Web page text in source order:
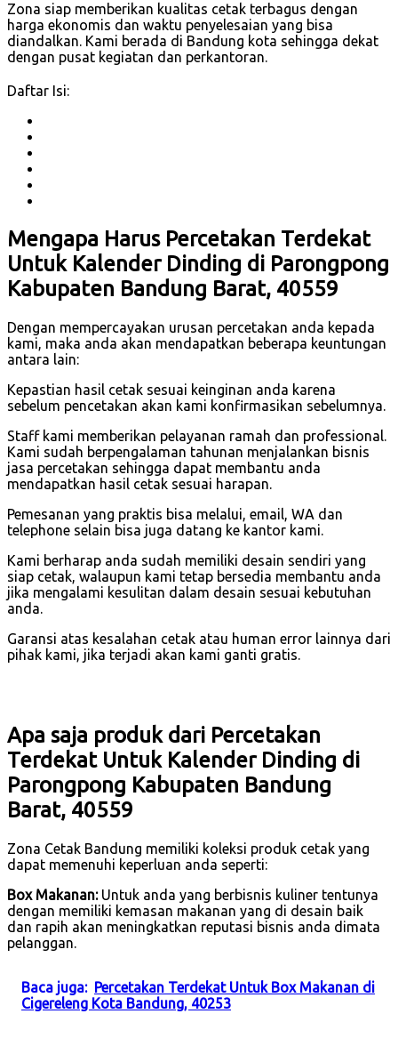
Zona siap memberikan kualitas cetak terbagus dengan
harga ekonomis dan waktu penyelesaian yang bisa
diandalkan. Kami berada di Bandung kota sehingga dekat
dengan pusat kegiatan dan perkantoran.
Daftar Isi:
Mengapa Harus Percetakan Terdekat
Untuk Kalender Dinding di Parongpong
Kabupaten Bandung Barat, 40559
Dengan mempercayakan urusan percetakan anda kepada
kami, maka anda akan mendapatkan beberapa keuntungan
antara lain:
Kepastian hasil cetak sesuai keinginan anda karena
sebelum pencetakan akan kami konfirmasikan sebelumnya.
Staff kami memberikan pelayanan ramah dan professional.
Kami sudah berpengalaman tahunan menjalankan bisnis
jasa percetakan sehingga dapat membantu anda
mendapatkan hasil cetak sesuai harapan.
Pemesanan yang praktis bisa melalui, email, WA dan
telephone selain bisa juga datang ke kantor kami.
Kami berharap anda sudah memiliki desain sendiri yang
siap cetak, walaupun kami tetap bersedia membantu anda
jika mengalami kesulitan dalam desain sesuai kebutuhan
anda.
Garansi atas kesalahan cetak atau human error lainnya dari
pihak kami, jika terjadi akan kami ganti gratis.
Apa saja produk dari Percetakan
Terdekat Untuk Kalender Dinding di
Parongpong Kabupaten Bandung
Barat, 40559
Zona Cetak Bandung memiliki koleksi produk cetak yang
dapat memenuhi keperluan anda seperti:
Box Makanan:Untuk anda yang berbisnis kuliner tentunya
dengan memiliki kemasan makanan yang di desain baik
dan rapih akan meningkatkan reputasi bisnis anda dimata
pelanggan.
Baca juga: Percetakan Terdekat Untuk Box Makanan di
Cigereleng Kota Bandung, 40253